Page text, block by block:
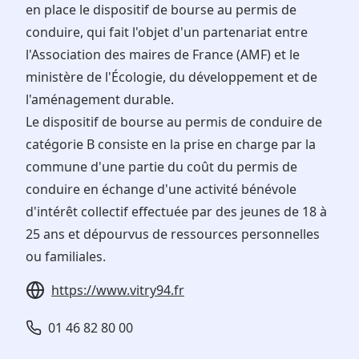
en place le dispositif de bourse au permis de
conduire, qui fait l'objet d'un partenariat entre
l'Association des maires de France (AMF) et le
ministère de l'Écologie, du développement et de
l'aménagement durable.
Le dispositif de bourse au permis de conduire de
catégorie B consiste en la prise en charge par la
commune d'une partie du coût du permis de
conduire en échange d'une activité bénévole
d'intérêt collectif effectuée par des jeunes de 18 à
25 ans et dépourvus de ressources personnelles
ou familiales.
https://www.vitry94.fr
01 46 82 80 00